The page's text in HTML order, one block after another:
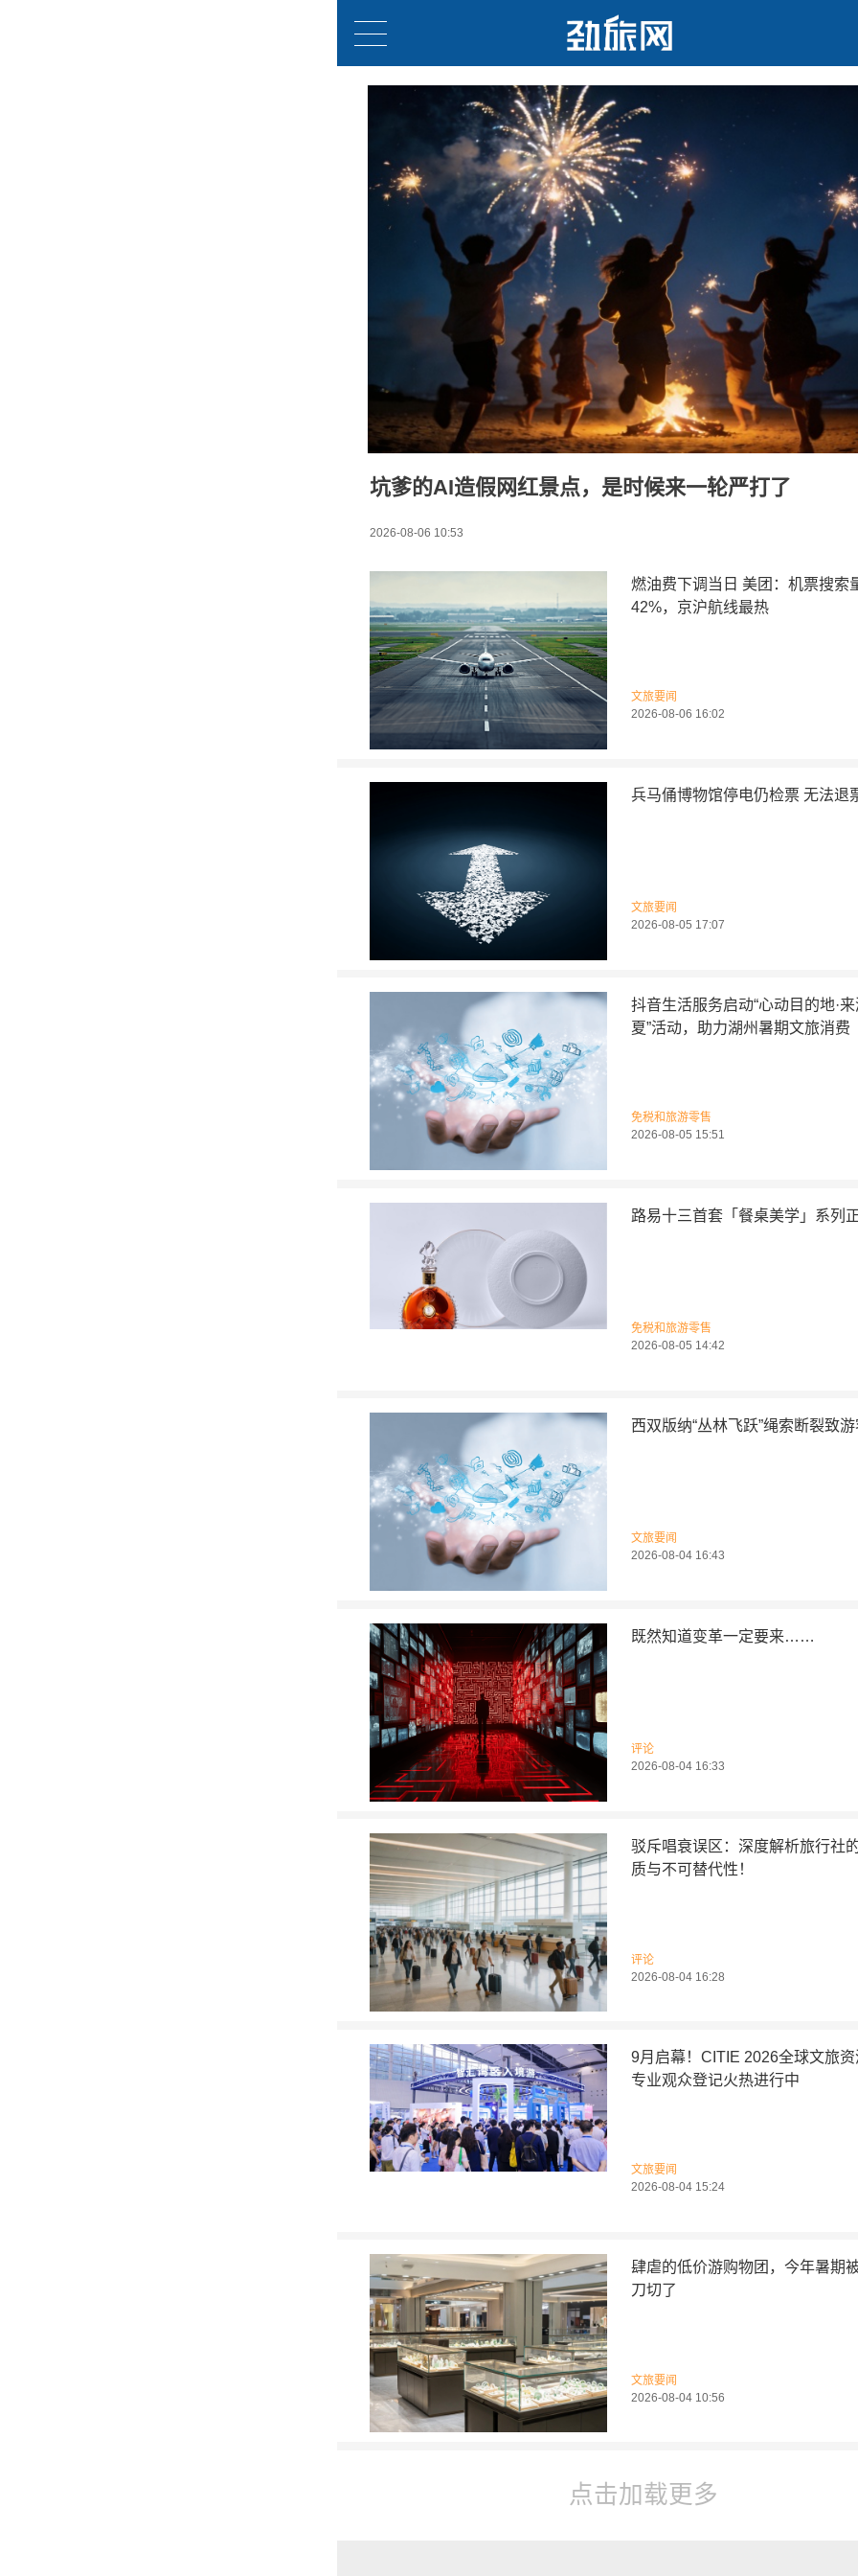
坑爹的AI造假网红景点，是时候来一轮严打了
2026-08-06 10:53
燃油费下调当日 美团：机票搜索
42%，京沪航线最热
文旅要闻
2026-08-06 16:02
兵马俑博物馆停电仍检票 无法退
文旅要闻
2026-08-05 17:07
抖音生活服务启动“心动目的地·
夏”活动，助力湖州暑期文旅消费
免税和旅游零售
2026-08-05 15:51
路易十三首套「餐桌美学」系列
免税和旅游零售
2026-08-05 14:42
西双版纳“丛林飞跃”绳索断裂致
文旅要闻
2026-08-04 16:43
既然知道变革一定要来……
评论
2026-08-04 16:33
驳斥唱衰误区：深度解析旅行社
质与不可替代性！
评论
2026-08-04 16:28
9月启幕！CITIE 2026全球文旅
专业观众登记火热进行中
文旅要闻
2026-08-04 15:24
肆虐的低价游购物团，今年暑期
刀切了
文旅要闻
2026-08-04 10:56
点击加载更多